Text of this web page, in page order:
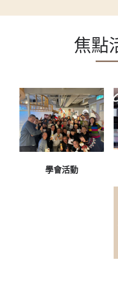
焦點
學會活動